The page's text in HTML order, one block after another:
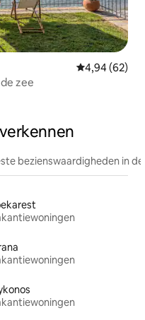
Gemiddelde
4,94 (62)
zee
bezienswaardigheden in